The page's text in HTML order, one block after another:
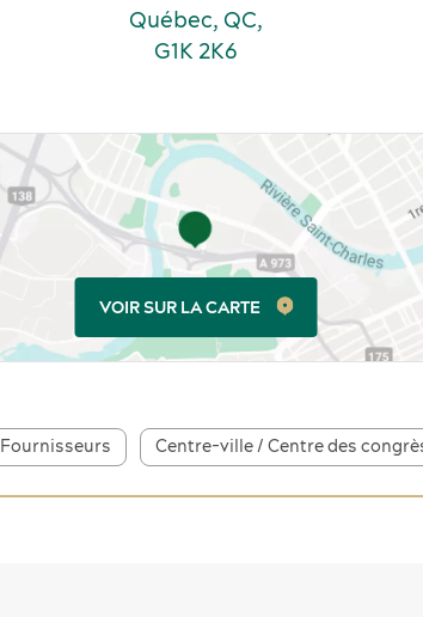
Québec, QC,
G1K 2K6
VOIR SUR LA CARTE
Fournisseurs Centre-ville / Centre des